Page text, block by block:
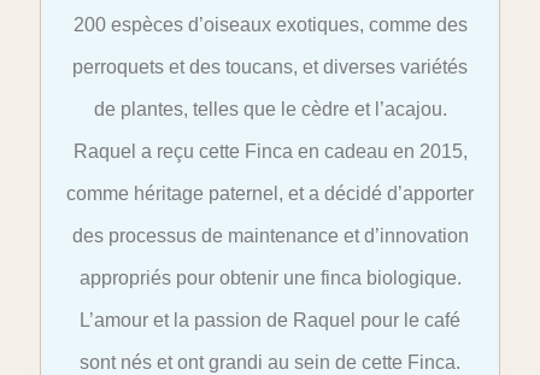
200 espèces d’oiseaux exotiques, comme des
perroquets et des toucans, et diverses variétés
de plantes, telles que le cèdre et l’acajou.
Raquel a reçu cette Finca en cadeau en 2015,
comme héritage paternel, et a décidé d’apporter
des processus de maintenance et d’innovation
appropriés pour obtenir une finca biologique.
L’amour et la passion de Raquel pour le café
sont nés et ont grandi au sein de cette Finca.